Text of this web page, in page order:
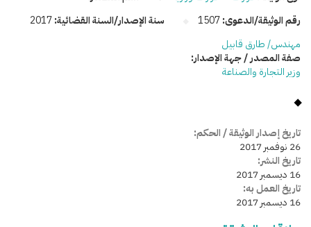
رقم الوثيقة/الدعوى:1507 سنة الإصدار/السنة القضائية:2017
مهندس/ طارق قابيل
صفة المصدر / جهة الإصدار:
وزير التجارة والصناعة
تاريخ إصدار الوثيقة / الحكم:
26 نوفمبر 2017
تاريخ النشر:
16 ديسمبر 2017
تاريخ العمل به:
16 ديسمبر 2017